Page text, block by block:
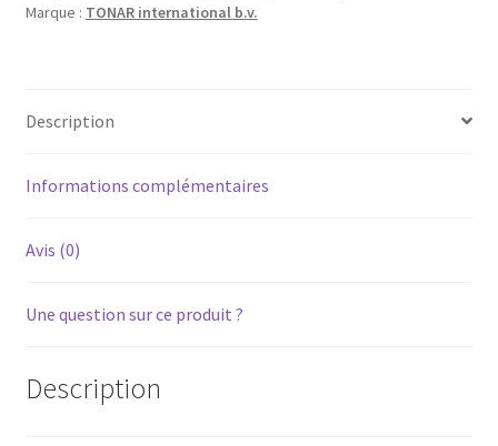
-
lecture
pour
tourne-
Marque : TONAR international b.v.
Description
Informations complémentaires
Avis (0)
Une question sur ce produit ?
Description